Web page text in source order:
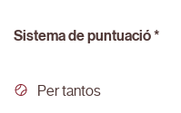
Sistema de puntuació *
Per tantos